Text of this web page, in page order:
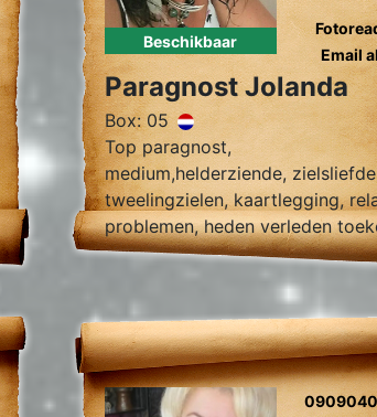
Beschikbaar
Email
Paragnost Jolanda
Box: 05
Top paragnost,
medium,helderziende,
tweelingzielen, kaartlegging,
problemen, heden verleden
foto reading.